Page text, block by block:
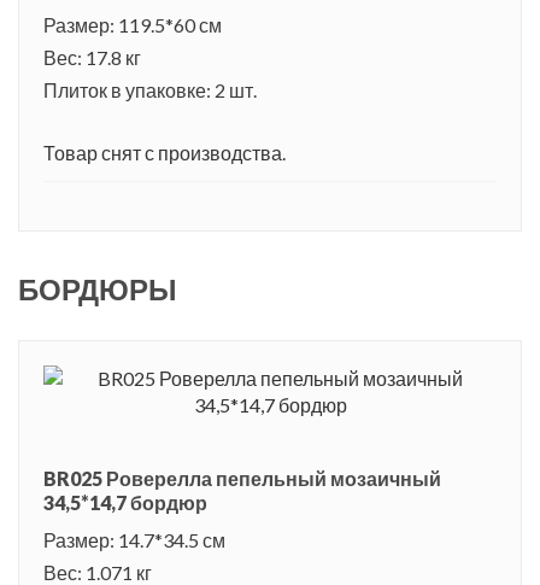
Размер: 119.5*60 см
Вес: 17.8 кг
Плиток в упаковке: 2 шт.
Товар снят с производства.
БОРДЮРЫ
BR025 Роверелла пепельный мозаичный
34,5*14,7 бордюр
Размер: 14.7*34.5 см
Вес: 1.071 кг